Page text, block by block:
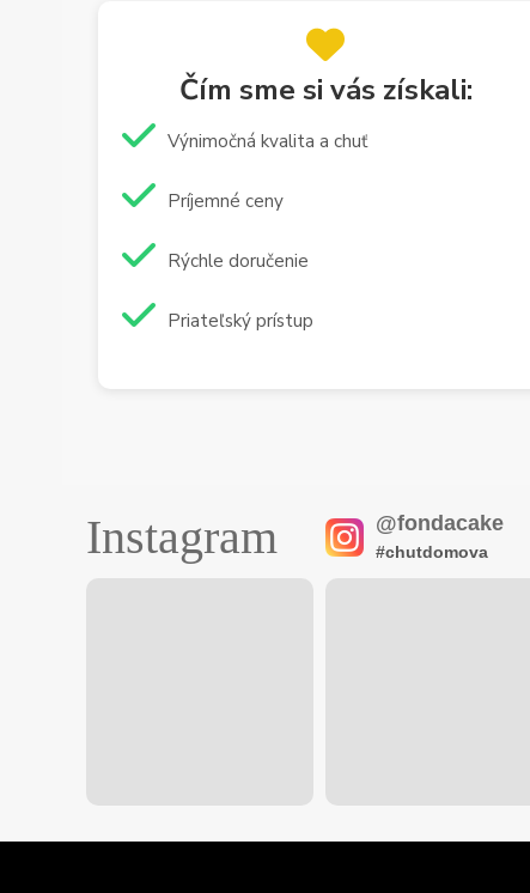
Čím sme si vás získali:
Výnimočná kvalita a chuť
Príjemné ceny
Rýchle doručenie
Priateľský prístup
Instagram @fondacake
#chutdomova